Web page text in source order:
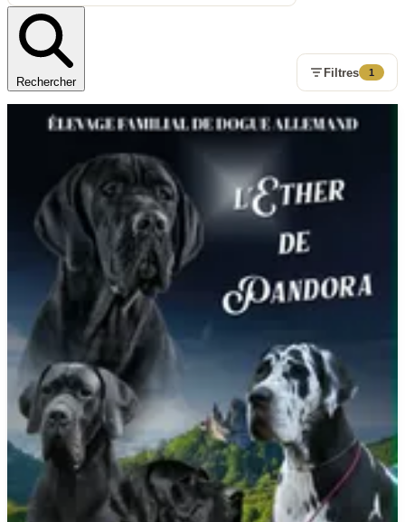
Rechercher
Filtres 1